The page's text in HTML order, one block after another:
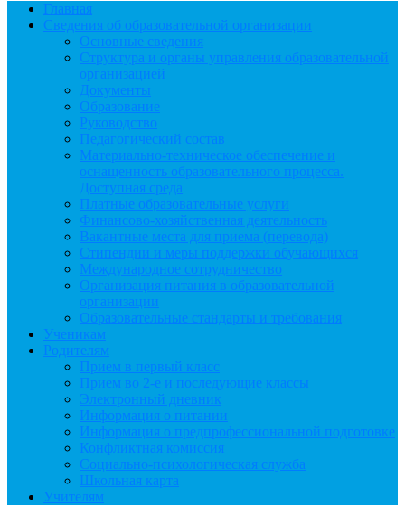
Главная
Сведения об образовательной организации
Основные сведения
Структура и органы управления образовательной
организацией
Документы
Образование
Руководство
Педагогический состав
Материально-техническое обеспечение и
оснащенность образовательного процесса.
Доступная среда
Платные образовательные услуги
Финансово-хозяйственная деятельность
Вакантные места для приема (перевода)
Стипендии и меры поддержки обучающихся
Международное сотрудничество
Организация питания в образовательной
организации
Образовательные стандарты и требования
Ученикам
Родителям
Прием в первый класс
Прием во 2-е и последующие классы
Электронный дневник
Информация о питании
Информация о предпрофессиональной подготовке
Конфликтная комиссия
Социально-психологическая служба
Школьная карта
Учителям